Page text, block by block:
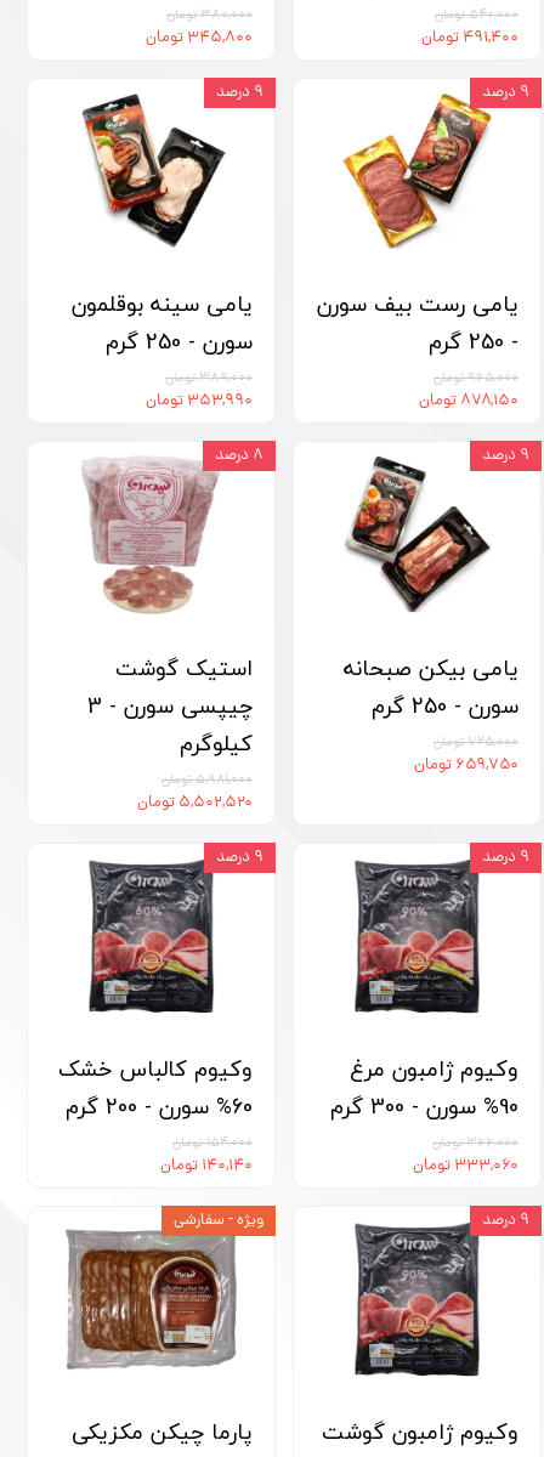
۵۴۰,۰۰۰ تومان
۴۹۱,۴۰۰ تومان
۳۸۰,۰۰۰ تومان
۳۴۵,۸۰۰ تومان
یامی رست بیف سورن
- 250 گرم
۹۶۵,۰۰۰ تومان
۸۷۸,۱۵۰ تومان
۹ درصد
یامی سینه بوقلمون
سورن - 250 گرم
۳۸۹,۰۰۰ تومان
۳۵۳,۹۹۰ تومان
۹ درصد
یامی بیکن صبحانه
سورن - 250 گرم
۷۲۵,۰۰۰ تومان
۶۵۹,۷۵۰ تومان
۹ درصد
استیک گوشت
چیپسی سورن - 3
کیلوگرم
۵,۹۸۱,۰۰۰ تومان
۵,۵۰۲,۵۲۰ تومان
۸ درصد
وکیوم ژامبون مرغ
90% سورن - 300 گرم
۳۶۶,۰۰۰ تومان
۳۳۳,۰۶۰ تومان
۹ درصد
وکیوم کالباس خشک
60% سورن - 200 گرم
۱۵۴,۰۰۰ تومان
۱۴۰,۱۴۰ تومان
۹ درصد
وکیوم ژامبون گوشت
۹ درصد
پارما چیکن مکزیکی
ویژه - سفارشی